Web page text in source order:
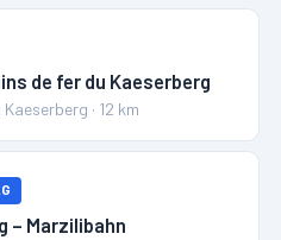
de fer du Kaeserberg
Kaeserberg · 12 km
– Marzilibahn